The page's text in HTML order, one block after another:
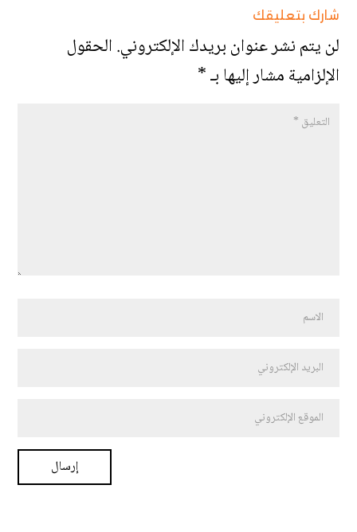
شارك بتعليقك
لن يتم نشر عنوان بريدك الإلكتروني.الحقول
الإلزامية مشار إليها بـ*